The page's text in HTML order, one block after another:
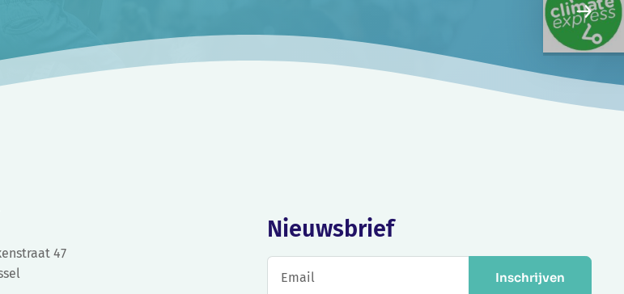
47
Nieuwsbrief
Inschrijven